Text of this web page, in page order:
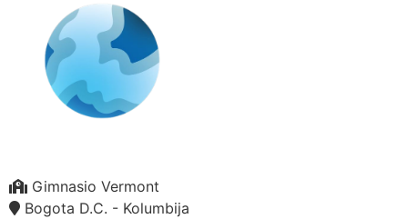
Gimnasio Vermont
Bogota D.C. - Kolumbija